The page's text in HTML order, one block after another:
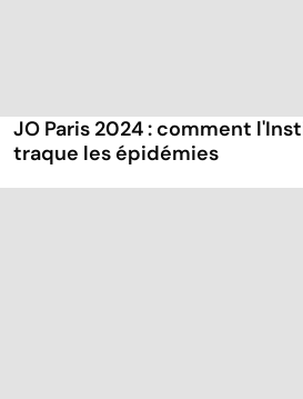
JO Paris 2024 : comment
traque les épidémies